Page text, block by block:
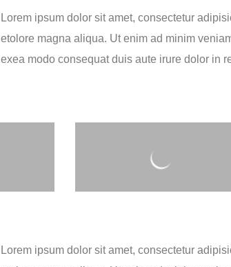
Lorem ipsum dolor sit amet, consectetur
etolore magna aliqua. Ut enim ad minim
exea modo consequat duis aute irure dolor in
Lorem ipsum dolor sit amet, consectetur